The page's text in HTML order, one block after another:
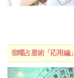
宿曜占星術「応用編」